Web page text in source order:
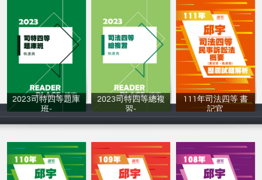
2023司特四等題庫
班-
讀家補習班
2023司特四等總複
習-
讀家補習班
111年司法四等 書
記官
讀家補習班